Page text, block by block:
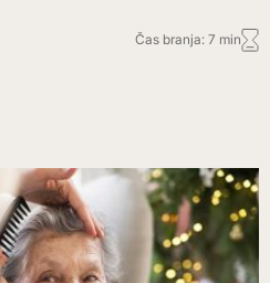
Čas branja: 7 min